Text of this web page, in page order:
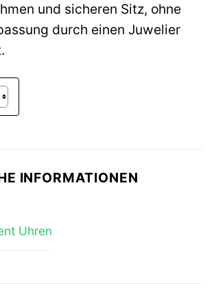
und sicheren Sitz, ohne
durch einen Juwelier
INFORMATIONEN
Uhren